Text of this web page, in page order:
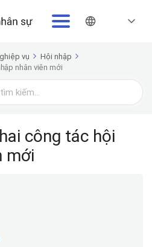
vụ
Hội nhập
nhân viên mới
công tác hội
mới